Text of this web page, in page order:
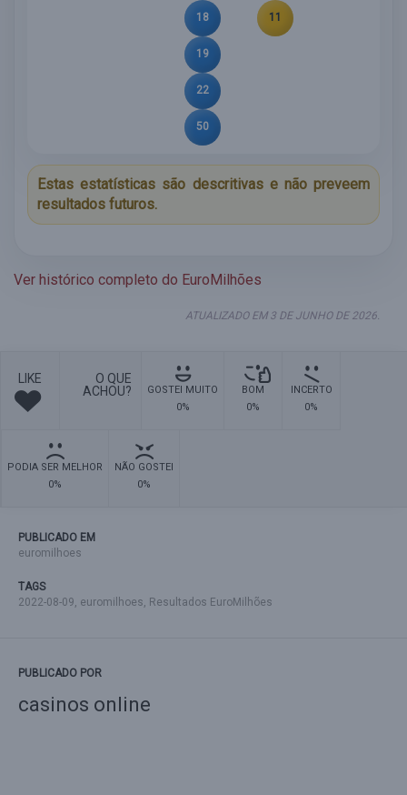
18
19
22
50
11
Estas estatísticas são descritivas e não preveem
resultados futuros.
Ver histórico completo do EuroMilhões
ATUALIZADO EM 3 DE JUNHO DE 2026.
LIKE
O QUE
ACHOU?
GOSTEI MUITO
0%
BOM
0%
INCERTO
0%
PODIA SER MELHOR
0%
NÃO GOSTEI
0%
PUBLICADO EM
euromilhoes
TAGS
2022-08-09, euromilhoes, Resultados EuroMilhões
PUBLICADO POR
casinos online